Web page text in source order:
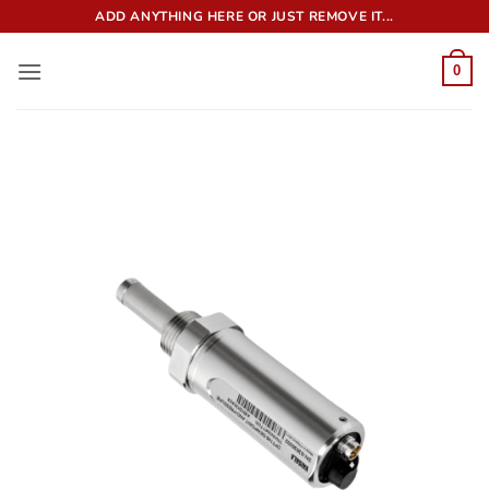
qua
nội
ADD ANYTHING HERE OR JUST REMOVE IT...
0